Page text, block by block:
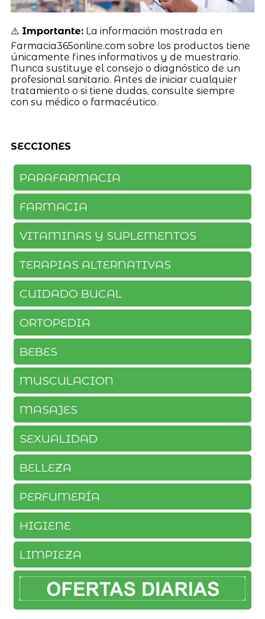
⚠️ Importante:La información mostrada en
Farmacia365online.com sobre los productos tiene
únicamente fines informativos y de muestrario.
Nunca sustituye el consejo o diagnóstico de un
profesional sanitario. Antes de iniciar cualquier
tratamiento o si tiene dudas, consulte siempre
con su médico o farmacéutico.
SECCIONES
PARAFARMACIA
FARMACIA
VITAMINAS Y SUPLEMENTOS
TERAPIAS ALTERNATIVAS
CUIDADO BUCAL
ORTOPEDIA
BEBES
MUSCULACION
MASAJES
SEXUALIDAD
BELLEZA
PERFUMERÍA
HIGIENE
LIMPIEZA